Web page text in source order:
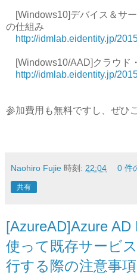
[Windows10]デバイス＆サ
の仕組み
http://idmlab.eidentity.jp/
[Windows10/AAD]クラウド
http://idmlab.eidentity.jp/
参加費用も無料ですし、ぜひ
Naohiro Fujie 時刻: 22:04 0 件
共有
[AzureAD]Azure AD
使って既存サービ
行する際の注意事項